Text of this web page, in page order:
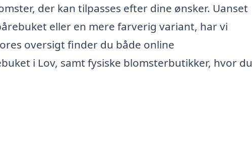
der kan tilpasses efter dine ønsker. Uanset
eller en mere farverig variant, har vi
oversigt finder du både online
i Lov, samt fysiske blomsterbutikker, hvor du